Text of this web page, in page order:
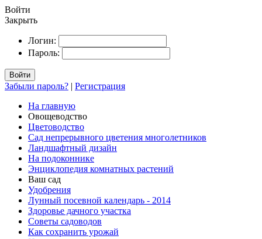
Войти
Закрыть
Логин:
Пароль:
Войти
Забыли пароль? | Регистрация
На главную
Овощеводство
Цветоводство
Сад непрерывного цветения многолетников
Ландшафтный дизайн
На подоконнике
Энциклопедия комнатных растений
Ваш сад
Удобрения
Лунный посевной календарь - 2014
Здоровье дачного участка
Советы садоводов
Как сохранить урожай